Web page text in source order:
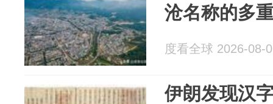
沧名称的多
度看全球 2026-08-
伊朗发现汉